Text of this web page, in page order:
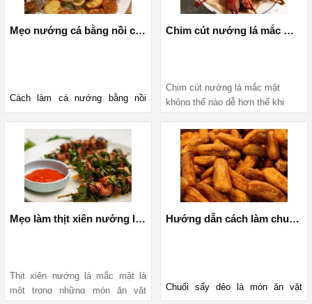
ngay công thức dưới đây cùng
nướng hấp dẫn bằng nồi chiên
không dầu - món Thịt nướng Hàn
Quốc. Theo dõi ngay thôi
Mẹo nướng cá bằng nồi chiên không dầu giòn, ngon và không bị tanh
Cách làm cá nướng bằng nồi
chiên không dầu nhanh gọn, dễ
thực hiện mà thịt cá vẫn thơm,
mềm, không bị dai, da cá giòn
mà không bị nứt. Hãy cùng Vào
bếp để học cách làm cá nướng
thơm ngon này ngay nhé !
Chim cút nướng lá mắc mật bằng nồi chiên không dầu ngon quên sầu
Chim cút nướng lá mắc mật
không thể nào dễ hơn thế khi
mà vẫn đảm bảo độ thơm ngon,
đậm vị. Hãy cùng Vào bếp học
cách làm chim cút nướng mắc
mật bằng nồi chiên không dầu
với Mediamart ngay nhé
Mẹo làm thịt xiên nướng lá mắc mật bằng nồi chiên không dầu chuẩn vị nhà hàng
Thịt xiên nướng lá mắc mật là
một trong những món ăn vặt
Hướng dẫn cách làm chuối sấy dẻo thơm ngon bằng nồi chiên không dầu
Chuối sấy dẻo là món ăn vặt
được nhiều người ưa thích. Tuy